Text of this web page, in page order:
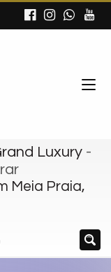
Luxury -
Meia Praia,